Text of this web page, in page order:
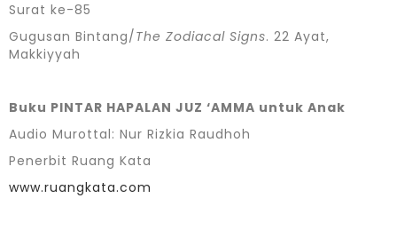
Surat ke-85
Gugusan Bintang/The Zodiacal Signs. 22 Ayat,
Makkiyyah
Buku PINTAR HAPALAN JUZ ‘AMMA untuk Anak
Audio Murottal: Nur Rizkia Raudhoh
Penerbit Ruang Kata
www.ruangkata.com